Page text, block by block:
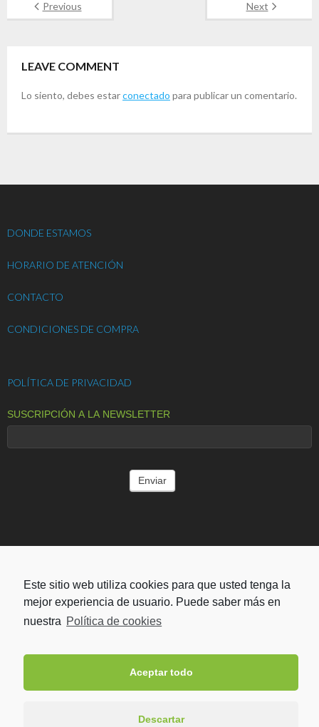
Este sitio web utiliza cookies para que usted tenga la
mejor experiencia de usuario. Puede saber más en
nuestra Política de cookies
Aceptar todo
Descartar
Previous Next
LEAVE COMMENT
Lo siento, debes estarconectado para publicar un comentario.
DONDE ESTAMOS
HORARIO DE ATENCIÓN
CONTACTO
CONDICIONES DE COMPRA
POLÍTICA DE PRIVACIDAD
SUSCRIPCIÓN A LA NEWSLETTER